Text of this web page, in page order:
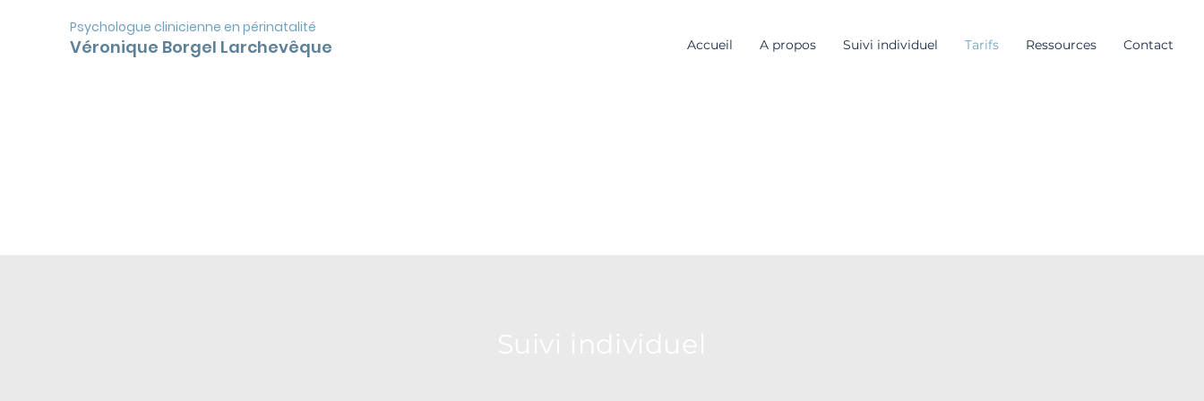
Psychologue clinicienne en périnatalité
Véronique Borgel Larchevêque Accueil A propos Suivi individuel Tarifs Ressources Contact